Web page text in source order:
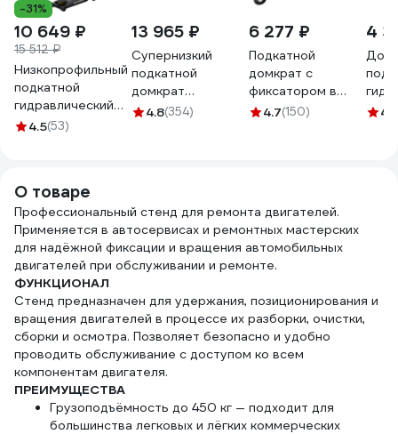
-31%
10 649 ₽
15 512 ₽
Низкопрофильный
подкатной
гидравлический
домкрат Inforce 3
505мм 08-08-75
4.5(53)
13 965 ₽
Супернизкий
подкатной
домкрат
NORDBERG 3.2
4.8(354)
6 277 ₽
Подкатной
домкрат с
фиксатором в
кейсе Ombra
4.7(150)
4
4.9
О товаре
Профессиональный стенд для ремонта двигателей.
Применяется в автосервисах и ремонтных мастерских
для надёжной фиксации и вращения автомобильных
двигателей при обслуживании и ремонте.
ФУНКЦИОНАЛ
Стенд предназначен для удержания, позиционирования и
вращения двигателей в процессе их разборки, очистки,
сборки и осмотра. Позволяет безопасно и удобно
проводить обслуживание с доступом ко всем
компонентам двигателя.
ПРЕИМУЩЕСТВА
Грузоподъёмность до 450 кг — подходит для
большинства легковых и лёгких коммерческих